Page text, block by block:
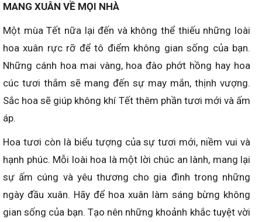
MANG XUÂN VỀ MỌI NHÀ
Một mùa Tết nữa lại đến và không thể thiếu những loài
hoa xuân rực rỡ để tô điểm không gian sống của bạn.
Những cánh hoa mai vàng, hoa đào phớt hồng hay hoa
cúc tươi thắm sẽ mang đến sự may mắn, thịnh vượng.
Sắc hoa sẽ giúp không khí Tết thêm phần tươi mới và ấm
áp.
Hoa tươi còn là biểu tượng của sự tươi mới, niềm vui và
hạnh phúc. Mỗi loài hoa là một lời chúc an lành, mang lại
sự ấm cúng và yêu thương cho gia đình trong những
ngày đầu xuân. Hãy để hoa xuân làm sáng bừng không
gian sống của bạn. Tạo nên những khoảnh khắc tuyệt vời